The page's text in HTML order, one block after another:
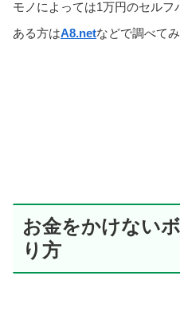
モノによっては1万円のセル
ある方はA8.netなどで調べて
お金をかけない
り方